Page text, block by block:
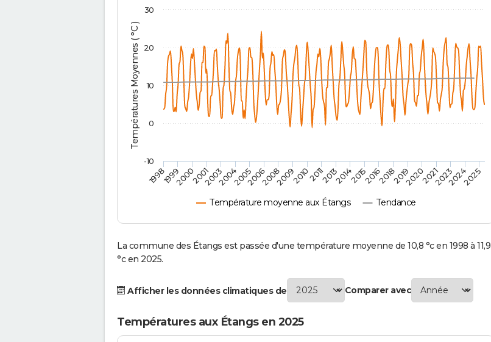
Températures Moyennes ( °C )
Température moyenne aux Étangs Tendance
1998 2014
199920002001200320042005200620082009201020112013 201520162018201920202021202320242025
-10
0
10
20
30
La commune des Étangs est passée d'une température moyenne de 10,8 °c en 1998 à 11,9
°c en 2025.
Afficher les données climatiques de Comparer avec
Températures aux Étangs en 2025